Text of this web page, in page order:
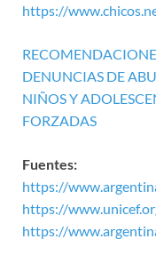
https://
DENUNCIAS DE
NIÑOS Y
FORZADAS
Fuentes:
https://
https://
https://